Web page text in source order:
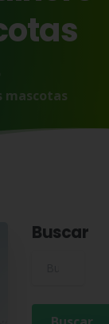
mascotas
Buscar